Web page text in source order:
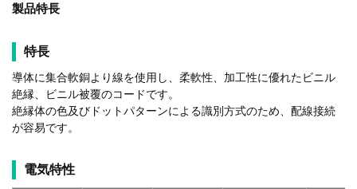
製品特長
特長
導体に集合軟銅より線を使用し、柔軟性、加工性に優れたビニル
絶縁、ビニル被覆のコードです。
絶縁体の色及びドットパターンによる識別方式のため、配線接続
が容易です。
電気特性